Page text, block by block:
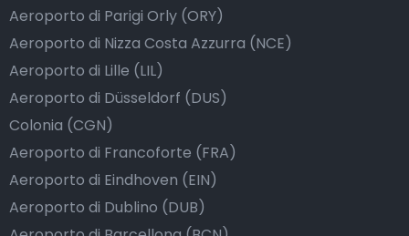
Aeroporto di Parigi Orly (ORY)
Aeroporto di Nizza Costa Azzurra (NCE)
Aeroporto di Lille (LIL)
Aeroporto di Düsseldorf (DUS)
Colonia (CGN)
Aeroporto di Francoforte (FRA)
Aeroporto di Eindhoven (EIN)
Aeroporto di Dublino (DUB)